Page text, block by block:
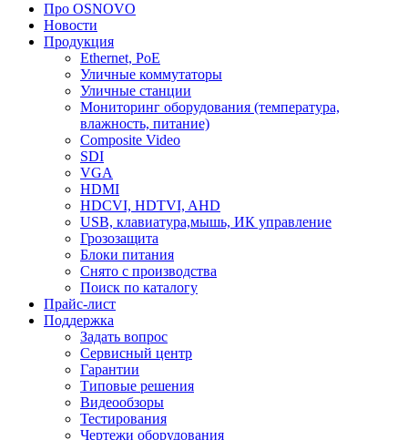
Про OSNOVO
Новости
Продукция
Ethernet, PoE
Уличные коммутаторы
Уличные станции
Мониторинг оборудования (температура,
влажность, питание)
Composite Video
SDI
VGA
HDMI
HDCVI, HDTVI, AHD
USB, клавиатура,мышь, ИК управление
Грозозащита
Блоки питания
Снято с производства
Поиск по каталогу
Прайс-лист
Поддержка
Задать вопрос
Сервисный центр
Гарантии
Типовые решения
Видеообзоры
Тестирования
Чертежи оборудования